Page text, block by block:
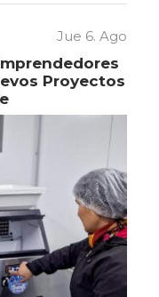
Jue 6. Ago
Proyectos